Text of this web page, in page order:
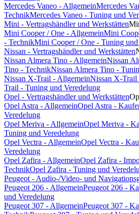
Mercedes Vaneo - AllgemeinMercedes
TechnikMercedes Vaneo - Tuning und
Mini - Vertragshändler und Werkstätten
Mini Cooper / One - AllgemeinMini
- TechnikMini Cooper / One - Tuning und
Nissan - Vertragshändler und Werkstätten
Nissan Almera Tino - AllgemeinNissan
Tino - TechnikNissan Almera Tino -
Nissan X-Trail - AllgemeinNissan X-Trail
Trail - Tuning und Veredelung
Opel - Vertragshändler und Werkstätten
Opel Astra - AllgemeinOpel Astra -
Veredelung
Opel Meriva - AllgemeinOpel Meriva -
Tuning und Veredelung
Opel Vectra - AllgemeinOpel Vectra -
Veredelung
Opel Zafira - AllgemeinOpel Zafira -
TechnikOpel Zafira - Tuning und
Peugeot - Audio-/Video- und
Peugeot 206 - AllgemeinPeugeot 206 -
und Veredelung
Peugeot 307 - AllgemeinPeugeot 307 -